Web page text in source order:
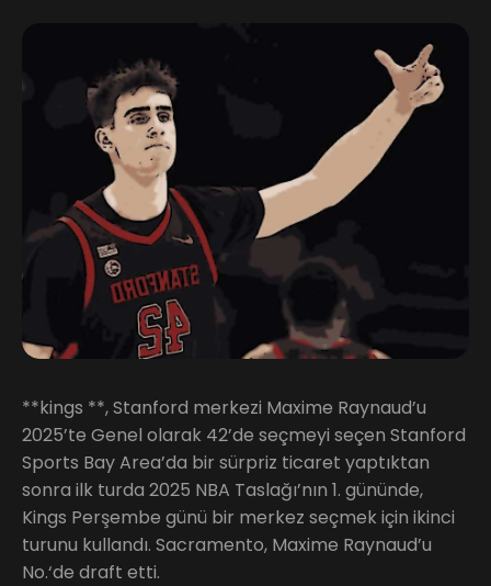
**kings **, Stanford merkezi Maxime Raynaud’u
2025’te Genel olarak 42’de seçmeyi seçen Stanford
Sports Bay Area’da bir sürpriz ticaret yaptıktan
sonra ilk turda 2025 NBA Taslağı’nın 1. gününde,
Kings Perşembe günü bir merkez seçmek için ikinci
turunu kullandı. Sacramento, Maxime Raynaud’u
No.‘de draft etti.